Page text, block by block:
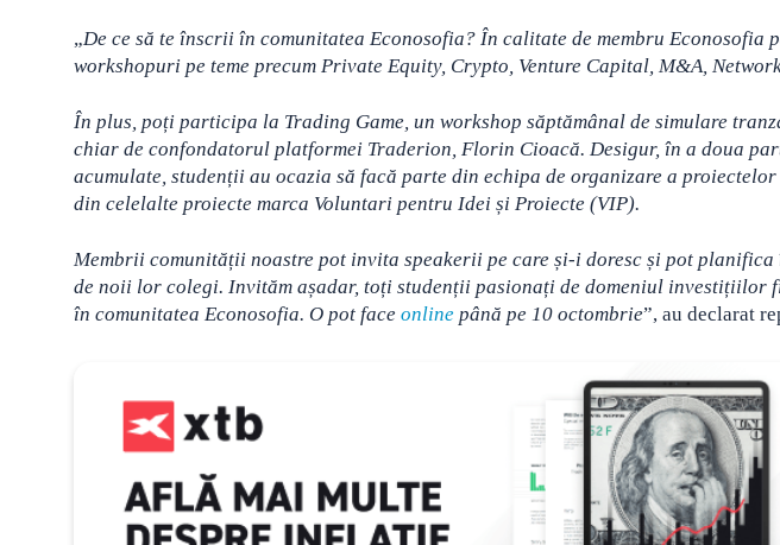
„De ce să te înscrii în comunitatea Econosofia? În calitate de membru
workshopuri pe teme precum Private Equity, Crypto, Venture Capital, M&A,
În plus, poți participa la Trading Game, un workshop săptămânal de simulare
chiar de confondatorul platformei Traderion, Florin Cioacă. Desigur, în a doua
acumulate, studenții au ocazia să facă parte din echipa de organizare a
din celelalte proiecte marca Voluntari pentru Idei și Proiecte (VIP).
Membrii comunității noastre pot invita speakerii pe care și-i doresc și pot
de noii lor colegi. Invităm așadar, toți studenții pasionați de domeniul investițiilor
în comunitatea Econosofia. O pot face online până pe 10 octombrie”, au declarat